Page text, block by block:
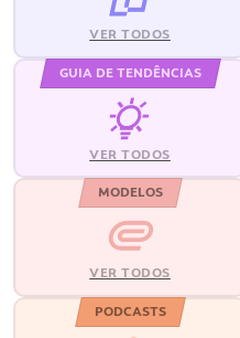
VER TODOS
GUIA DE TENDÊNCIAS
VER TODOS
MODELOS
VER TODOS
PODCASTS